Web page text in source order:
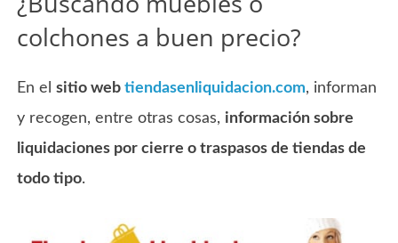
colchones a buen precio?
En elsitio webtiendasenliquidacion.com, informan
y recogen, entre otras cosas, información sobre
liquidaciones por cierre o traspasos de tiendas de
todo tipo.